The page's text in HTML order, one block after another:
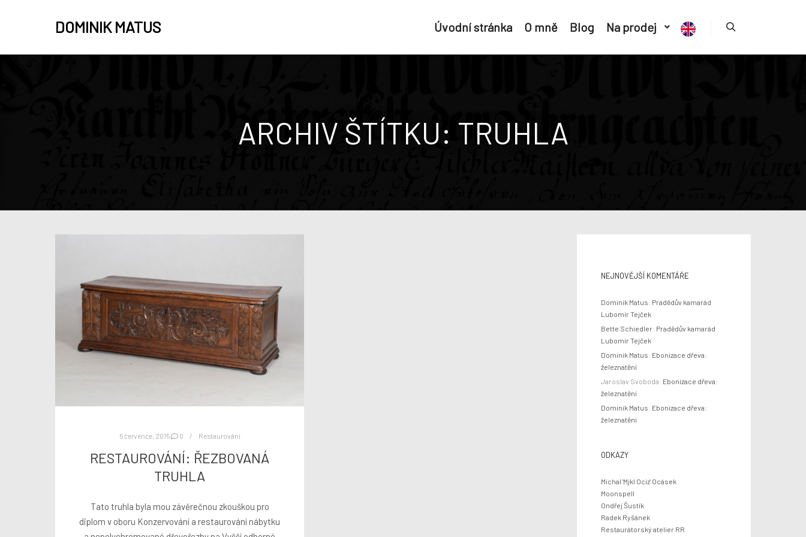
DOMINIK MATUS Úvodní stránka O mně Blog Na prodej
ARCHIV ŠTÍTKU: TRUHLA
5 července, 2015 0 Restaurování
RESTAUROVÁNÍ: ŘEZBOVANÁ
TRUHLA
Tato truhla byla mou závěrečnou zkouškou pro
diplom v oboru Konzervování a restaurování nábytku
NEJNOVĚJŠÍ KOMENTÁŘE
Dominik Matus: Pradědův kamarád
Lubomír Tejček
Bette Schiedler: Pradědův kamarád
Lubomír Tejček
Dominik Matus: Ebonizace dřeva:
železnatění
Jaroslav Svoboda: Ebonizace dřeva:
železnatění
Dominik Matus: Ebonizace dřeva:
železnatění
ODKAZY
Michal 'Mjkl Ociz' Ocásek
Moonspell
Ondřej Šustík
Radek Ryšánek
Restaurátorský atelier RR